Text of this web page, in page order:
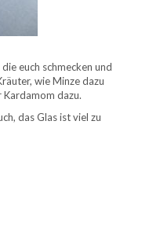
euch schmecken und
wie Minze dazu
Kardamom dazu.
das Glas ist viel zu